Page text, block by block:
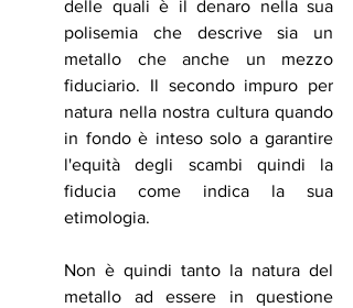
delle quali è il denaro nella sua
polisemia che descrive sia un
metallo che anche un mezzo
fiduciario. Il secondo impuro per
natura nella nostra cultura quando
in fondo è inteso solo a garantire
l'equità degli scambi quindi la
fiducia come indica la sua
etimologia.
Non è quindi tanto la natura del
metallo ad essere in questione